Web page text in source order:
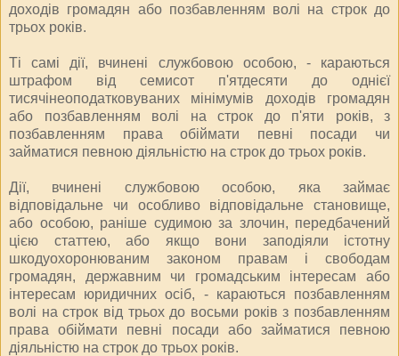
доходів громадян або позбавленням волі на строк до
трьох років.
Ті самі дії, вчинені службовою особою, - караються
штрафом від семисот п'ятдесяти до однієї
тисячінеоподатковуваних мінімумів доходів громадян
або позбавленням волі на строк до п'яти років, з
позбавленням права обіймати певні посади чи
займатися певною діяльністю на строк до трьох років.
Дії, вчинені службовою особою, яка займає
відповідальне чи особливо відповідальне становище,
або особою, раніше судимою за злочин, передбачений
цією статтею, або якщо вони заподіяли істотну
шкодуохоронюваним законом правам і свободам
громадян, державним чи громадським інтересам або
інтересам юридичних осіб, - караються позбавленням
волі на строк від трьох до восьми років з позбавленням
права обіймати певні посади або займатися певною
діяльністю на строк до трьох років.